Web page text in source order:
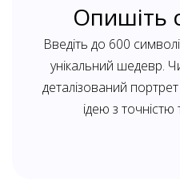
Опишіть
Введіть до 600
унікальний шедевр.
деталізований
ідею з точністю